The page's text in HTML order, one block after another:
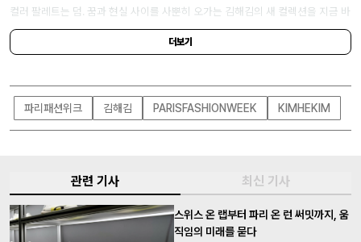
컬러 팔레트는 덤. 꿈과 현실 사이를 사뿐히 오가는 김해김의 새 컬렉션을 지금 바
로 위 슬라이드에서 확인해 보자.
더보기
파리패션위크 김해김 PARISFASHIONWEEK KIMHEKIM
관련 기사 최신 기사
스위스 온 랩부터 파리 온 런 써밋까지, 움
직임의 미래를 묻다